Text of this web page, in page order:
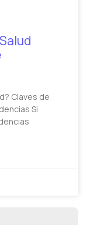
Claves de
Si